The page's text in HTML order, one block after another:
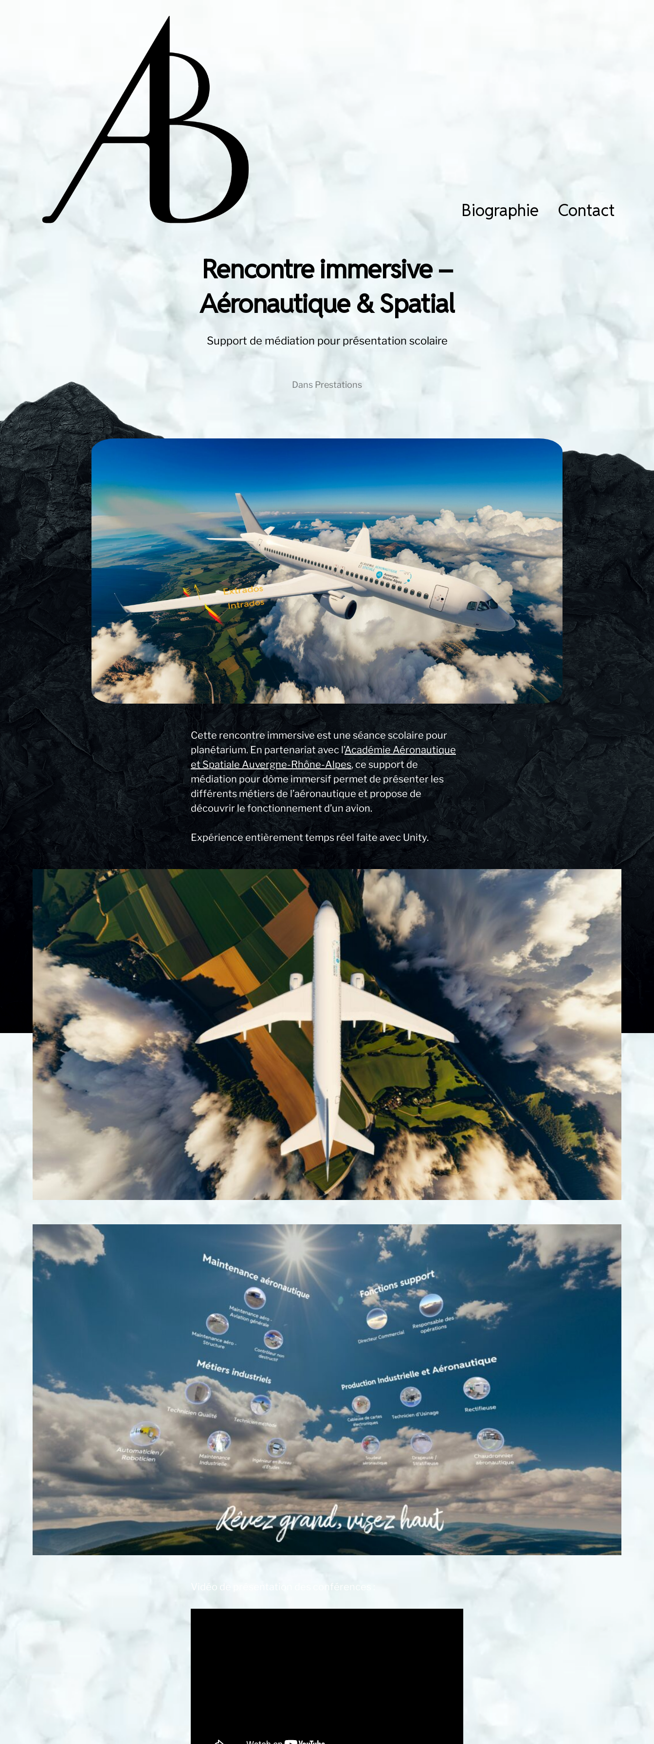
Alex Bourgeois - Artiste et
Ingénieur
Biographie Contact
Rencontre immersive –
Aéronautique & Spatial
Support de médiation pour présentation scolaire
Dans Prestations
Cette rencontre immersive est une séance scolaire pour
planétarium. En partenariat avec l’Académie Aéronautique
et Spatiale Auvergne-Rhône-Alpes, ce support de
médiation pour dôme immersif permet de présenter les
différents métiers de l’aéronautique et propose de
découvrir le fonctionnement d’un avion.
Expérience entièrement temps réel faite avec Unity.
Vidéo de présentation des conférences :